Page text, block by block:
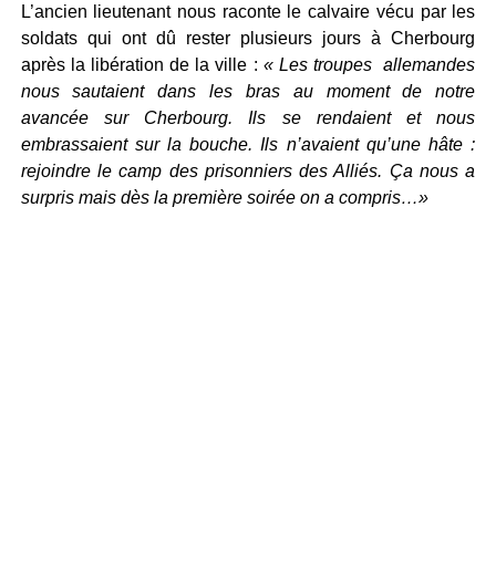
L’ancien lieutenant nous raconte le calvaire vécu par les
soldats qui ont dû rester plusieurs jours à Cherbourg
après la libération de la ville : « Les troupes allemandes
nous sautaient dans les bras au moment de notre
avancée sur Cherbourg. Ils se rendaient et nous
embrassaient sur la bouche. Ils n’avaient qu’une hâte :
rejoindre le camp des prisonniers des Alliés. Ça nous a
surpris mais dès la première soirée on a compris…»